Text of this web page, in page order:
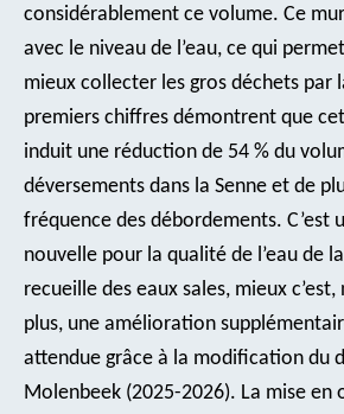
considérablement ce volume. Ce
avec le niveau de l’eau, ce qui
mieux collecter les gros déchets par
premiers chiffres démontrent que
induit une réduction de 54 % du
déversements dans la Senne et de
fréquence des débordements. C’est
nouvelle pour la qualité de l’eau de
recueille des eaux sales, mieux
plus, une amélioration
attendue grâce à la modification du
Molenbeek (2025-2026). La mise en